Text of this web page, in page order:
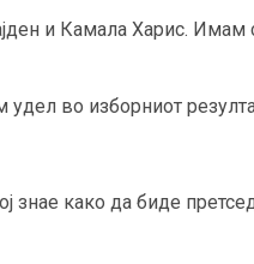
и Камала Харис. Имам
во изборниот
знае како да биде